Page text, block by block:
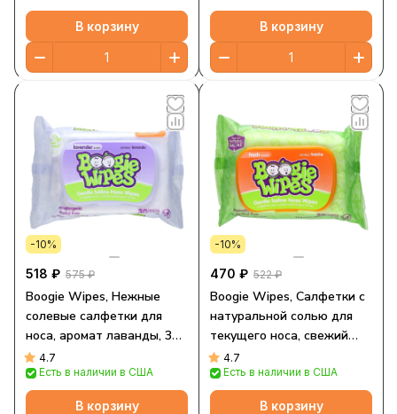
В корзину В корзину
-10%
518 ₽ 575 ₽
Boogie Wipes, Нежные
солевые салфетки для
носа, аромат лаванды, 30
салфеток
4.7
Есть в наличии в США
В корзину
-10%
470 ₽ 522 ₽
Boogie Wipes, Салфетки с
натуральной солью для
текущего носа, свежий
запах, 30 салфеток
4.7
Есть в наличии в США
В корзину